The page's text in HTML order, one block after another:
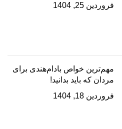
فروردین 25, 1404
مهم‌ترین خواص بادام‌هندی برای
مردان که باید بدانید!
فروردین 18, 1404